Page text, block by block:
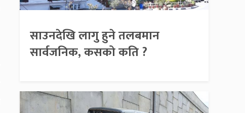
साउनदेखि लागु हुने तलबमान
सार्वजनिक, कसको कति ?